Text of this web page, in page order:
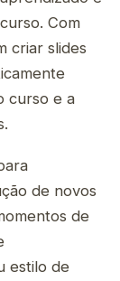
Com
criar slides
curso e a
de novos
de
estilo de